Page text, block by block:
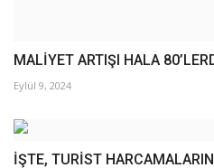
MALİYET ARTIŞI HALA
Eylül 9, 2024
İŞTE, TURİST